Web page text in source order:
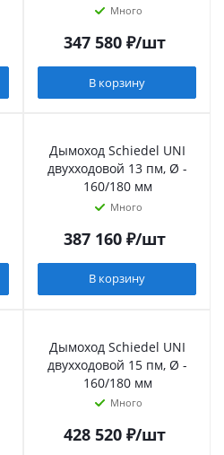
Много
347 580₽/шт
В корзину
Дымоход Schiedel UNI
двухходовой 13 пм, Ø -
160/180 мм
Много
387 160₽/шт
В корзину
Дымоход Schiedel UNI
двухходовой 15 пм, Ø -
160/180 мм
Много
428 520₽/шт